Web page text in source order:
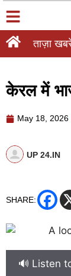
ताज़ा
केरल में
May 18, 2026
UP 24.IN
SHARE:
🔊 Listen